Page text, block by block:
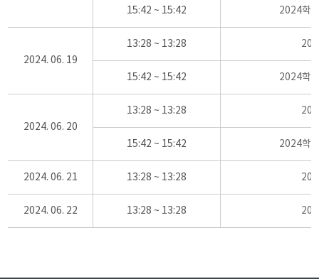
15:42 ~ 15:42 2024학
2024. 06. 19
13:28 ~ 13:28
15:42 ~ 15:42 2024학
2024. 06. 20
13:28 ~ 13:28
15:42 ~ 15:42 2024학
2024. 06. 21 13:28 ~ 13:28
2024. 06. 22 13:28 ~ 13:28